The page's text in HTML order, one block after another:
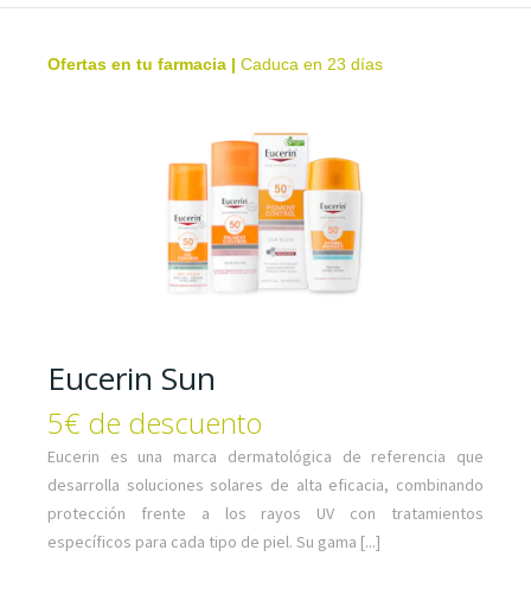
Ofertas en tu farmacia | Caduca en 23 días
Eucerin Sun
5€ de descuento
Eucerin es una marca dermatológica de referencia que
desarrolla soluciones solares de alta eficacia, combinando
protección frente a los rayos UV con tratamientos
específicos para cada tipo de piel. Su gama [...]